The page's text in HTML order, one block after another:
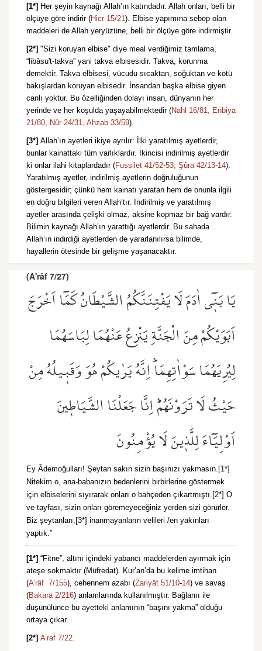
[1*] Her şeyin kaynağı Allah’ın katındadır. Allah onları, belli bir
ölçüye göre indirir (Hicr 15/21). Elbise yapımına sebep olan
maddeleri de Allah yeryüzüne, belli bir ölçüye göre indirmiştir.
[2*] "Sizi koruyan elbise" diye meal verdiğimiz tamlama,
“libâsu't-takva” yani takva elbisesidir. Takva, korunma
demektir. Takva elbisesi, vücudu sıcaktan, soğuktan ve kötü
bakışlardan koruyan elbisedir. İnsandan başka elbise giyen
canlı yoktur. Bu özelliğinden dolayı insan, dünyanın her
yerinde ve her koşulda yaşayabilmektedir (Nahl 16/81, Enbiya
21/80, Nûr 24/31, Ahzab 33/59).
[3*] Allah’ın ayetleri ikiye ayrılır: İlki yaratılmış ayetlerdir,
bunlar kainattaki tüm varlıklardır. İkincisi indirilmiş ayetlerdir
ki onlar ilahi kitaplardadır (Fussilet 41/52-53, Şûra 42/13-14).
Yaratılmış ayetler, indirilmiş ayetlerin doğruluğunun
göstergesidir; çünkü hem kainatı yaratan hem de onunla ilgili
en doğru bilgileri veren Allah’tır. İndirilmiş ve yaratılmış
ayetler arasında çelişki olmaz, aksine kopmaz bir bağ vardır.
Bilimin kaynağı Allah’ın yarattığı ayetlerdir. Bu sahada
Allah’ın indirdiği ayetlerden de yararlanılırsa bilimde,
hayallerin ötesinde bir gelişme yaşanacaktır.
(A'râf 7/27)
يَا بَن۪ٓي اٰدَمَ لَا يَفْتِنَنَّكُمُ الشَّيْطَانُ كَمَٓا اَخْرَجَ
اَبَوَيْكُمْ مِنَ الْجَنَّةِ يَنْزِعُ عَنْهُمَا لِبَاسَهُمَا
لِيُرِيَهُمَا سَوْاٰتِهِمَاۜ اِنَّهُ يَرٰيكُمْ هُوَ وَقَب۪يلُهُ مِنْ
حَيْثُ لَا تَرَوْنَهُمْۜ اِنَّا جَعَلْنَا الشَّيَاط۪ينَ
اَوْلِيَٓاءَ لِلَّذ۪ينَ لَا يُؤْمِنُونَ
Ey Âdemoğulları! Şeytan sakın sizin başınızı yakmasın.[1*]
Nitekim o, ana-babanızın bedenlerini birbirlerine göstermek
için elbiselerini sıyırarak onları o bahçeden çıkartmıştı.[2*] O
ve tayfası, sizin onları göremeyeceğiniz yerden sizi görürler.
Biz şeytanları,[3*] inanmayanların velileri /en yakınları
yaptık.”
[1*] “Fitne”, altını içindeki yabancı maddelerden ayırmak için
ateşe sokmaktır (Müfredat). Kur’an’da bu kelime imtihan
(A’râf 7/155), cehennem azabı (Zariyât 51/10-14) ve savaş
(Bakara 2/216) anlamlarında kullanılmıştır. Bağlamı ile
düşünülünce bu ayetteki anlamının “başını yakma” olduğu
ortaya çıkar.
[2*] A’raf 7/22.